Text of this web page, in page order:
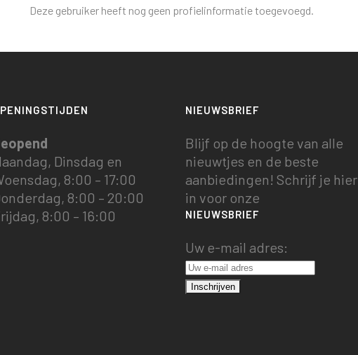
Deze gebruiker heeft nog geen profielinformatie toegevoegd.
Dinsdag en
8:00 – 17:00
8:00 – 20:00
8:00 – 16:00
NIEUWSBRIEF
Blijf op de hoogte van alle
nieuwtjes en de beste
aanbiedingen! Schrijf je hier
in voor onze
NIEUWSBRIEF
Uw e-mail adres: